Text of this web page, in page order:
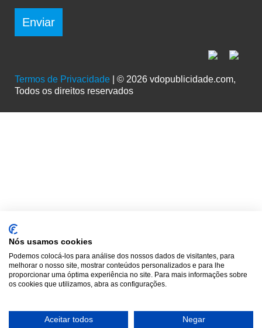
Enviar
Termos de Privacidade | © 2026 vdopublicidade.com,
Todos os direitos reservados
Nós usamos cookies
Podemos colocá-los para análise dos nossos dados de visitantes, para
melhorar o nosso site, mostrar conteúdos personalizados e para lhe
proporcionar uma óptima experiência no site. Para mais informações sobre
os cookies que utilizamos, abra as configurações.
Aceitar todos Negar